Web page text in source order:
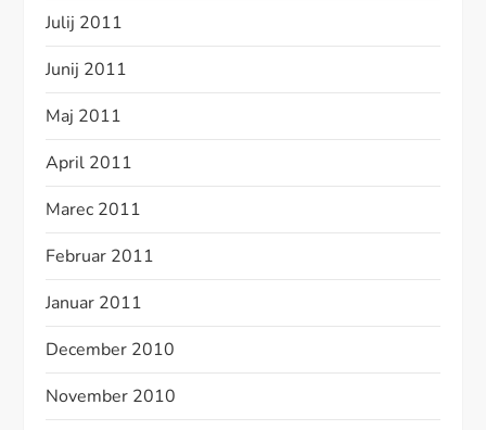
Julij 2011
Junij 2011
Maj 2011
April 2011
Marec 2011
Februar 2011
Januar 2011
December 2010
November 2010